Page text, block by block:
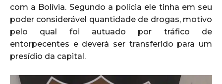
com a Bolívia. Segundo a polícia ele tinha em seu
poder considerável quantidade de drogas, motivo
pelo qual foi autuado por tráfico de
entorpecentes e deverá ser transferido para um
presídio da capital.